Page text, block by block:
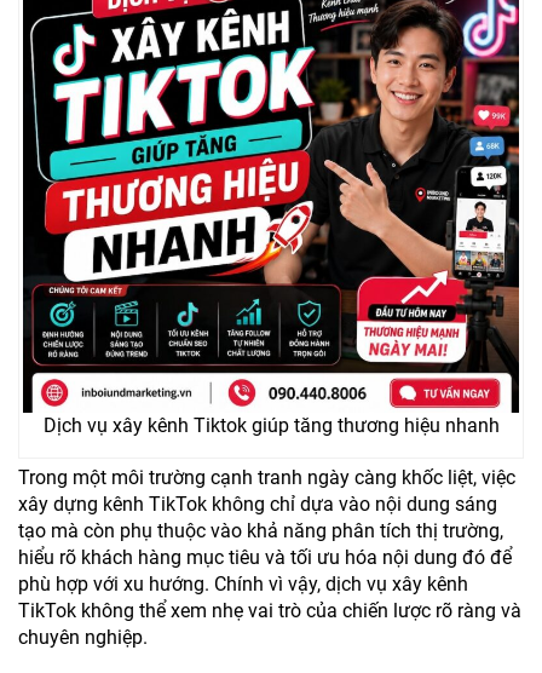
Dịch vụ xây kênh Tiktok giúp tăng thương hiệu nhanh
Trong một môi trường cạnh tranh ngày càng khốc liệt, việc
xây dựng kênh TikTok không chỉ dựa vào nội dung sáng
tạo mà còn phụ thuộc vào khả năng phân tích thị trường,
hiểu rõ khách hàng mục tiêu và tối ưu hóa nội dung đó để
phù hợp với xu hướng. Chính vì vậy, dịch vụ xây kênh
TikTok không thể xem nhẹ vai trò của chiến lược rõ ràng và
chuyên nghiệp.